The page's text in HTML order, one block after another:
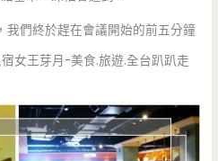
我們終於趕在會議開始的前五分鐘